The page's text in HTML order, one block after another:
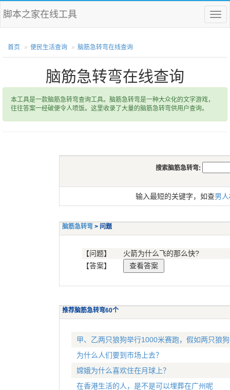
菜
单
脚本之家在线工具
首页 便民生活查询 脑筋急转弯在线查询
脑筋急转弯在线查询
本工具是一款脑筋急转弯查询工具。脑筋急转弯是一种大众化的文字游戏，
往往答案一经破便令人喷饭。这里收录了大量的脑筋急转弯供用户查询。
搜索脑筋急转弯:
输入最短的关键字，如查男人
脑筋急转弯 > 问题
【问题】
火箭为什么飞的那么快?
【答案】
推荐脑筋急转弯60个
甲、乙两只狼狗举行1000米赛跑，假如两只狼
为什么人们要到市场上去？
嫦娥为什么喜欢住在月球上？
在香港生活的人，是不是可以埋葬在广州呢